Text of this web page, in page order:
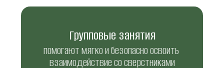
Групповые занятия
помогают мягко и безопасно освоить
взаимодействие со сверстниками